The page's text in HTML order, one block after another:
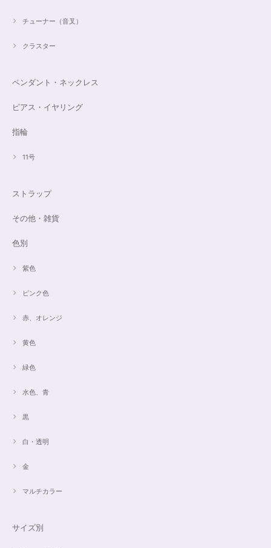
チューナー（音叉）
クラスター
ペンダント・ネックレス
ピアス・イヤリング
指輪
11号
ストラップ
その他・雑貨
色別
紫色
ピンク色
赤、オレンジ
黄色
緑色
水色、青
黒
白・透明
金
マルチカラー
サイズ別